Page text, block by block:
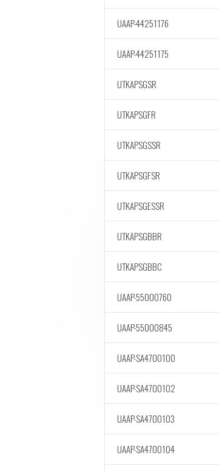
UAAP-44251176
UAAP-44251175
UTKAPSGSR
UTKAPSGFR
UTKAPSGSSR
UTKAPSGFSR
UTKAPSGESSR
UTKAPSGBBR
UTKAPSGBBC
UAAP-55000760
UAAP-55000845
UAAP-SA4700100
UAAP-SA4700102
UAAP-SA4700103
UAAP-SA4700104